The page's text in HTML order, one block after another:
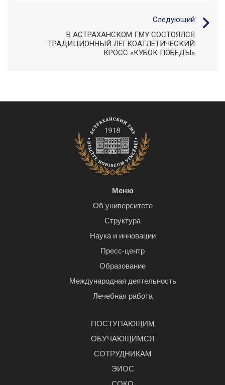
Следующий
В АСТРАХАНСКОМ ГМУ СОСТОЯЛСЯ
ТРАДИЦИОННЫЙ ЛЕГКОАТЛЕТИЧЕСКИЙ
КРОСС «КУБОК ПОБЕДЫ»
Меню
Об университете
Структура
Наука и инновации
Пресс-центр
Образование
Международная деятельность
Лечебная работа
ПОСТУПАЮЩИМ
ОБУЧАЮЩИМСЯ
СОТРУДНИКАМ
ЭИОС